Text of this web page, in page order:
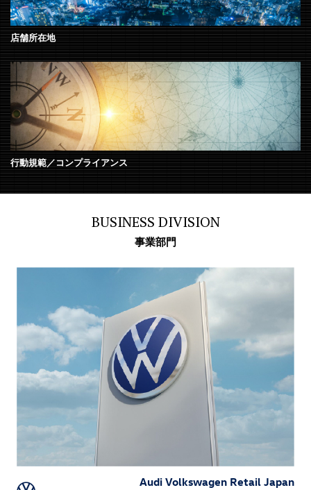
店舗所在地
行動規範／コンプライアンス
BUSINESS DIVISION
事業部門
Audi Volkswagen Retail Japan